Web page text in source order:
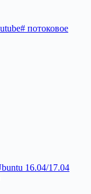
# потоковое
16.04/17.04